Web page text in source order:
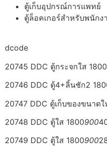
ตู้เก็บอุปกรณ์การแพทย์
ตู้ล็อคเกอร์สำหรับพนักง
dcode
20745 DDC ตู้กระจกใส 1800
20746 DDC ตู้4+ลิ้นชัก2
20747 DDC ตู้เก็บของขนาด
20748 DDC ตู้ใส 1800900
20749 DDC ตู้ใส 1800900